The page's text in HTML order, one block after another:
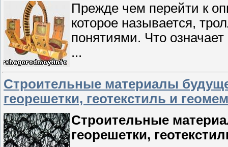
Прежде чем перейти к
которое называется,
понятиями. Что
...
Строительные материалы
георешетки, геотекстиль и
Строительные
георешетки,